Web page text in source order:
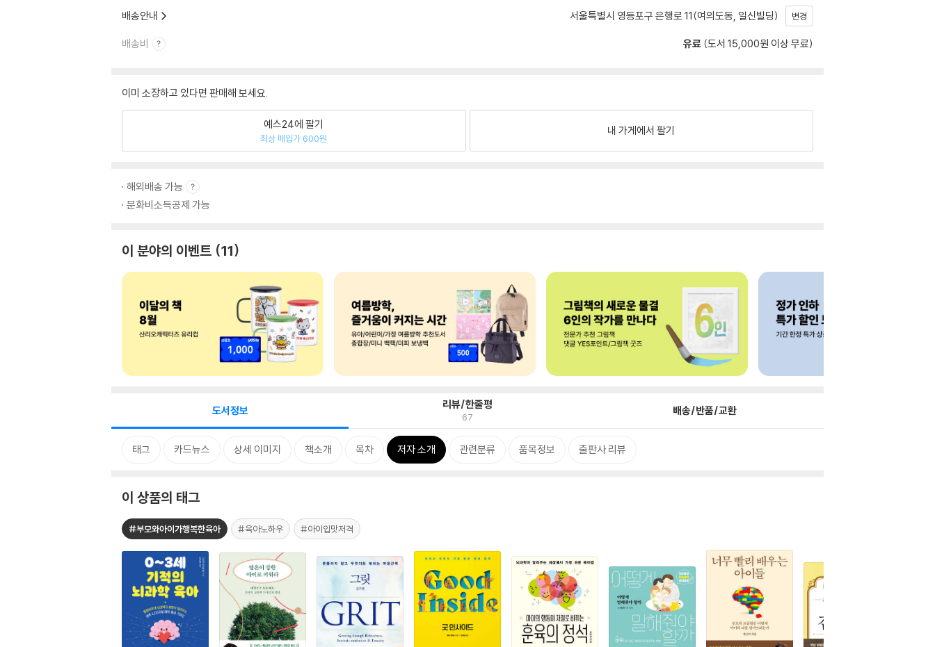
배송안내 서울특별시 영등포구 은행로 11(여의도동, 일신빌딩) 변경
배송비 유료 (도서 15,000원 이상 무료)
이미 소장하고 있다면 판매해 보세요.
예스24에 팔기
최상 매입가 600원
내 가게에서 팔기
해외배송 가능
문화비소득공제 가능
이 분야의 이벤트 11
도서정보 리뷰/한줄평
67 배송/반품/교환
태그 카드뉴스 상세 이미지 책소개 목차 저자 소개 관련분류 품목정보 출판사 리뷰
이 상품의 태그
#부모와아이가행복한육아 #육아노하우 #아이입맛저격